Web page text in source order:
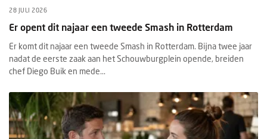
28 JULI 2026
Er opent dit najaar een tweede Smash in Rotterdam
Er komt dit najaar een tweede Smash in Rotterdam. Bijna twee jaar
nadat de eerste zaak aan het Schouwburgplein opende, breiden
chef Diego Buik en mede...